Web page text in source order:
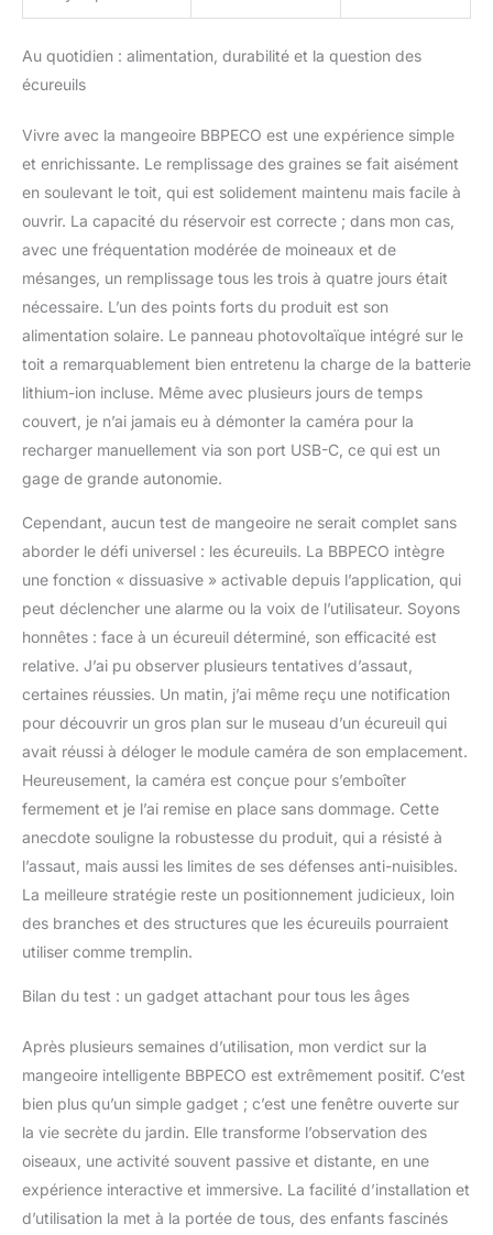
Au quotidien : alimentation, durabilité et la question des
écureuils
Vivre avec la mangeoire BBPECO est une expérience simple
et enrichissante. Le remplissage des graines se fait aisément
en soulevant le toit, qui est solidement maintenu mais facile à
ouvrir. La capacité du réservoir est correcte ; dans mon cas,
avec une fréquentation modérée de moineaux et de
mésanges, un remplissage tous les trois à quatre jours était
nécessaire. L’un des points forts du produit est son
alimentation solaire. Le panneau photovoltaïque intégré sur le
toit a remarquablement bien entretenu la charge de la batterie
lithium-ion incluse. Même avec plusieurs jours de temps
couvert, je n’ai jamais eu à démonter la caméra pour la
recharger manuellement via son port USB-C, ce qui est un
gage de grande autonomie.
Cependant, aucun test de mangeoire ne serait complet sans
aborder le défi universel : les écureuils. La BBPECO intègre
une fonction « dissuasive » activable depuis l’application, qui
peut déclencher une alarme ou la voix de l’utilisateur. Soyons
honnêtes : face à un écureuil déterminé, son efficacité est
relative. J’ai pu observer plusieurs tentatives d’assaut,
certaines réussies. Un matin, j’ai même reçu une notification
pour découvrir un gros plan sur le museau d’un écureuil qui
avait réussi à déloger le module caméra de son emplacement.
Heureusement, la caméra est conçue pour s’emboîter
fermement et je l’ai remise en place sans dommage. Cette
anecdote souligne la robustesse du produit, qui a résisté à
l’assaut, mais aussi les limites de ses défenses anti-nuisibles.
La meilleure stratégie reste un positionnement judicieux, loin
des branches et des structures que les écureuils pourraient
utiliser comme tremplin.
Bilan du test : un gadget attachant pour tous les âges
Après plusieurs semaines d’utilisation, mon verdict sur la
mangeoire intelligente BBPECO est extrêmement positif. C’est
bien plus qu’un simple gadget ; c’est une fenêtre ouverte sur
la vie secrète du jardin. Elle transforme l’observation des
oiseaux, une activité souvent passive et distante, en une
expérience interactive et immersive. La facilité d’installation et
d’utilisation la met à la portée de tous, des enfants fascinés